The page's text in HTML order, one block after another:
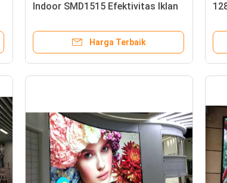
Indoor SMD1515 Efektivitas Iklan
Harga Terbaik